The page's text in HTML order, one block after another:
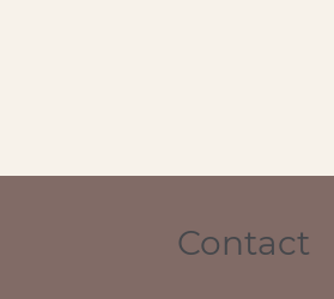
Contact